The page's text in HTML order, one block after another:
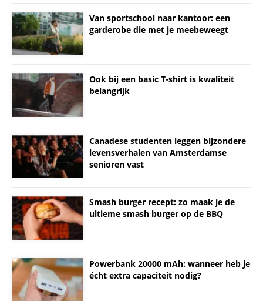
Van sportschool naar kantoor: een
garderobe die met je meebeweegt
Ook bij een basic T-shirt is kwaliteit
belangrijk
Canadese studenten leggen bijzondere
levensverhalen van Amsterdamse
senioren vast
Smash burger recept: zo maak je de
ultieme smash burger op de BBQ
Powerbank 20000 mAh: wanneer heb je
écht extra capaciteit nodig?